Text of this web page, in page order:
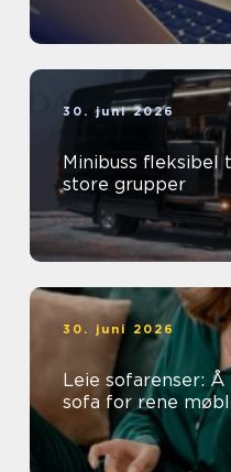
30. juni 2026
Minibuss fleksibel transport for små og
store grupper
30. juni 2026
Leie sofarenser:
sofa for rene